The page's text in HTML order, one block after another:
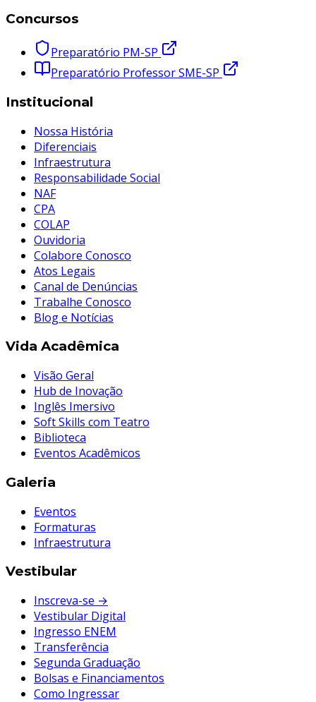
Concursos
Preparatório PM-SP
Preparatório Professor SME-SP
Institucional
Nossa História
Diferenciais
Infraestrutura
Responsabilidade Social
NAF
CPA
COLAP
Ouvidoria
Colabore Conosco
Atos Legais
Canal de Denúncias
Trabalhe Conosco
Blog e Notícias
Vida Acadêmica
Visão Geral
Hub de Inovação
Inglês Imersivo
Soft Skills com Teatro
Biblioteca
Eventos Acadêmicos
Galeria
Eventos
Formaturas
Infraestrutura
Vestibular
Inscreva-se →
Vestibular Digital
Ingresso ENEM
Transferência
Segunda Graduação
Bolsas e Financiamentos
Como Ingressar